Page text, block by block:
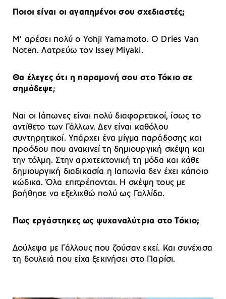
Ποιοι είναι οι αγαπημένοι σου σχεδιαστές;
Μ’ αρέσει πολύ ο Yohji Yamamoto. O Dries Van
Noten. Λατρεύω τον Issey Miyaki.
Θα έλεγες ότι η παραμονή σου στο Τόκιο σε
σημάδεψε;
Ναι οι Ιάπωνες είναι πολύ διαφορετικοί, ίσως το
αντίθετο των Γάλλων. Δεν είναι καθόλου
συντηρητικοί. Υπάρχει ένα μίγμα παράδοσης και
προόδου που ανακινεί τη δημιουργική σκέψη και
την τόλμη. Στην αρχιτεκτονική τη μόδα και κάθε
δημιουργική διαδικασία η Ιαπωνία δεν έχει κάποιο
κώδικα. Όλα επιτρέπονται. Η σκέψη τους με
βοήθησε να εξελιχθώ πολύ ως Γαλλίδα.
Πως εργάστηκες ως ψυχαναλύτρια στο Τόκιο;
Δούλεψα με Γάλλους που ζούσαν εκεί. Και συνέχισα
τη δουλειά που είχα ξεκινήσει στο Παρίσι.